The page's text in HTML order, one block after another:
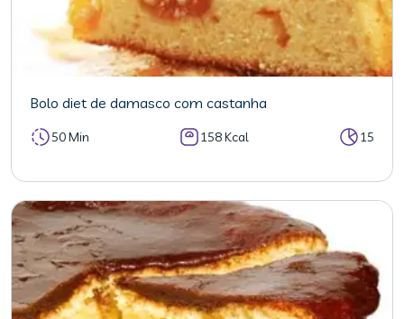
Bolo diet de damasco com castanha
50 Min 158 Kcal 15